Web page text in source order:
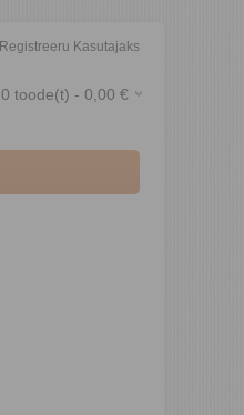
Registreeru Kasutajaks
0 toode(t) - 0,00 €